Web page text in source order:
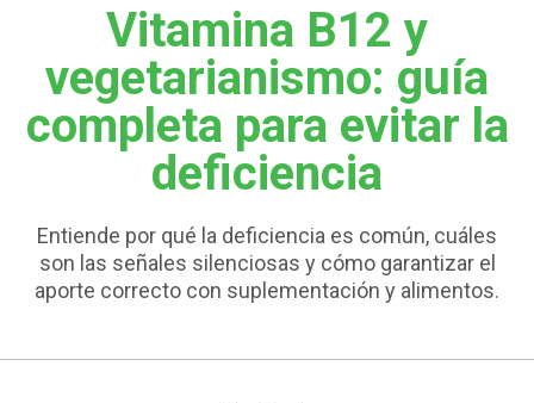
Vitamina B12 y
vegetarianismo: guía
completa para evitar la
deficiencia
Entiende por qué la deficiencia es común, cuáles
son las señales silenciosas y cómo garantizar el
aporte correcto con suplementación y alimentos.